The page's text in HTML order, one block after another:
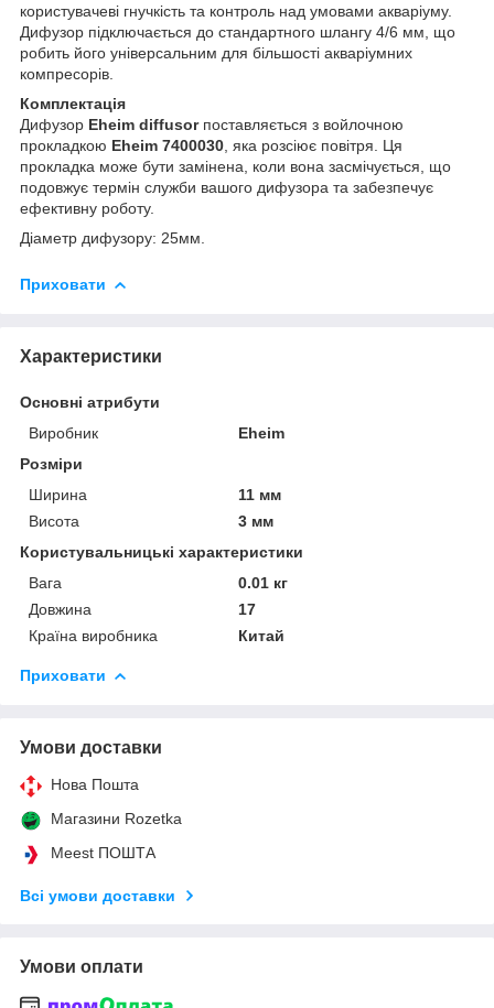
користувачеві гнучкість та контроль над умовами акваріуму.
Дифузор підключається до стандартного шлангу 4/6 мм, що
робить його універсальним для більшості акваріумних
компресорів.
Комплектація
Дифузор Eheim diffusorпоставляється з войлочною
прокладкою Eheim 7400030 , яка розсіює повітря. Ця
прокладка може бути замінена, коли вона засмічується, що
подовжує термін служби вашого дифузора та забезпечує
ефективну роботу.
Діаметр дифузору: 25мм.
Приховати
Характеристики
Основні атрибути
Виробник
Eheim
Розміри
Ширина
11 мм
Висота
3 мм
Користувальницькі характеристики
Вага
0.01 кг
Довжина
17
Країна виробника
Китай
Приховати
Умови доставки
Нова Пошта
Магазини Rozetka
Meest ПОШТА
Всі умови доставки
Умови оплати